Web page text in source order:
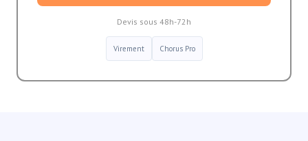
Devis sous 48h-72h
Virement Chorus Pro